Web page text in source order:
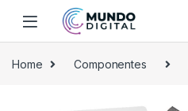
Skip to navigation
Skip to content
Home Componentes